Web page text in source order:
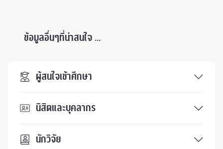
ข้อมูลอื่นๆที่น่าสนใจ ...
ผู้สนใจเข้าศึกษา
นิสิตและบุคลากร
นักวิจัย